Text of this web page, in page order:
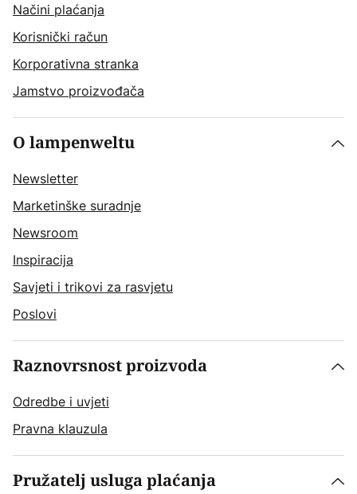
Načini plaćanja
Korisnički račun
Korporativna stranka
Jamstvo proizvođača
O lampenweltu
Newsletter
Marketinške suradnje
Newsroom
Inspiracija
Savjeti i trikovi za rasvjetu
Poslovi
Raznovrsnost proizvoda
Odredbe i uvjeti
Pravna klauzula
Pružatelj usluga plaćanja